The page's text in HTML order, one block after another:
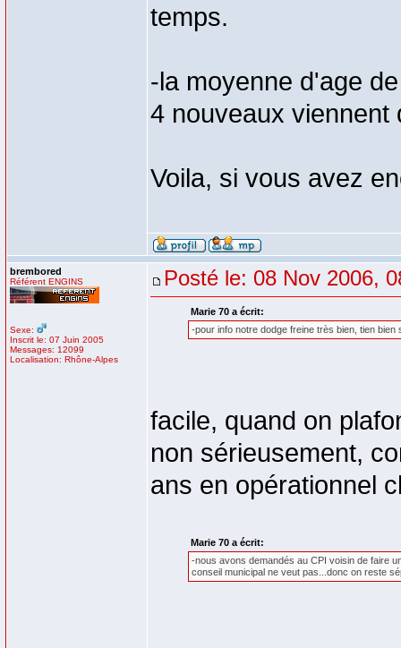
temps.
-la moyenne d'age
4 nouveaux viennent
Voila, si vous avez
brembored
Référent ENGINS
Sexe:
Inscrit le: 07 Juin 2005
Messages: 12099
Localisation: Rhône-Alpes
Posté le: 08 Nov 2006,
Marie 70 a écrit:
-pour info notre dodge freine très bien, tien
facile, quand on
non sérieusement,
ans en opérationnel
Marie 70 a écrit:
-nous avons demandés au CPI voisin de faire
conseil municipal ne veut pas...donc on reste